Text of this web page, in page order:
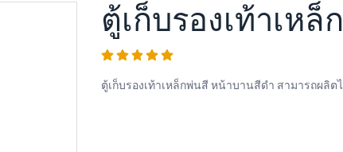
ตู้เก็บรองเท้าเห
ตู้เก็บรองเท้าเหล็กพ่นสี หน้าบานสีดำ สามารถผลิ